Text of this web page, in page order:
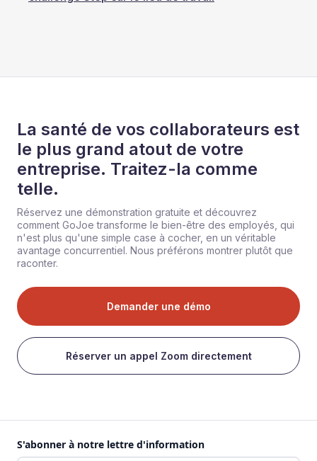
La santé de vos collaborateurs est
le plus grand atout de votre
entreprise. Traitez-la comme
telle.
Réservez une démonstration gratuite et découvrez
comment GoJoe transforme le bien-être des employés, qui
n'est plus qu'une simple case à cocher, en un véritable
avantage concurrentiel. Nous préférons montrer plutôt que
raconter.
Demander une démo
Réserver un appel Zoom directement
S'abonner à notre lettre d'information